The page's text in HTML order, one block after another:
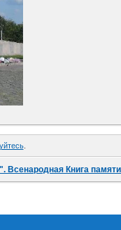
.
Всенародная Книга